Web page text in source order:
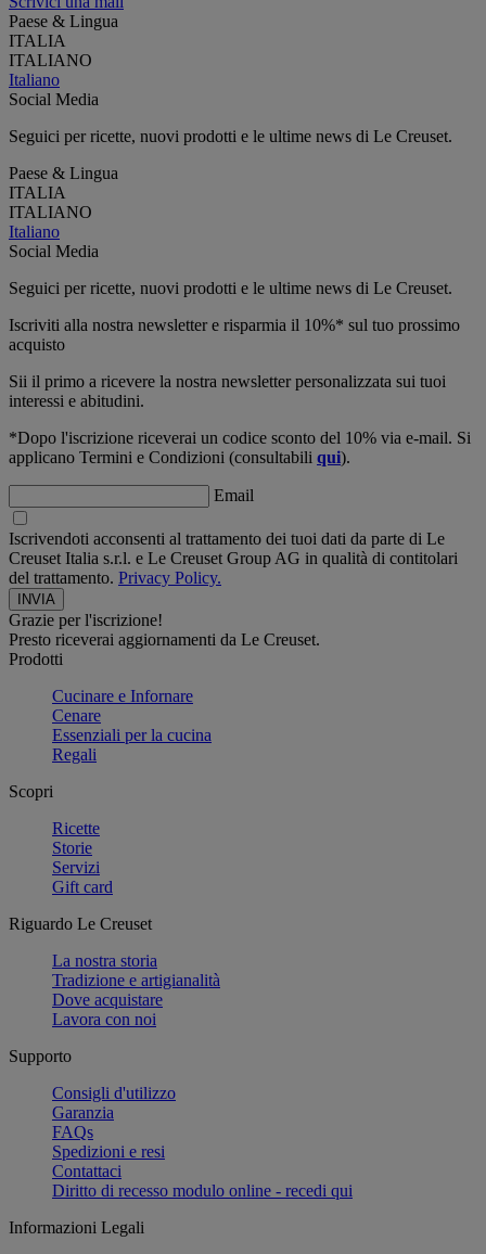
Paese & Lingua
ITALIA
ITALIANO
Italiano
Social Media
Seguici per ricette, nuovi prodotti e le ultime news di Le Creuset.
Paese & Lingua
ITALIA
ITALIANO
Italiano
Social Media
Seguici per ricette, nuovi prodotti e le ultime news di Le Creuset.
Iscriviti alla nostra newsletter e risparmia il 10%* sul tuo prossimo
acquisto
Sii il primo a ricevere la nostra newsletter personalizzata sui tuoi
interessi e abitudini.
*Dopo l'iscrizione riceverai un codice sconto del 10% via e-mail. Si
applicano Termini e Condizioni (consultabili qui).
Email
Iscrivendoti acconsenti al trattamento dei tuoi dati da parte di Le
Creuset Italia s.r.l. e Le Creuset Group AG in qualità di contitolari
del trattamento. Privacy Policy.
Grazie per l'iscrizione!
Presto riceverai aggiornamenti da Le Creuset.
Prodotti
Cucinare e Infornare
Cenare
Essenziali per la cucina
Regali
Scopri
Ricette
Storie
Servizi
Gift card
Riguardo Le Creuset
La nostra storia
Tradizione e artigianalità
Dove acquistare
Lavora con noi
Supporto
Consigli d'utilizzo
Garanzia
FAQs
Spedizioni e resi
Contattaci
Diritto di recesso modulo online - recedi qui
Informazioni Legali